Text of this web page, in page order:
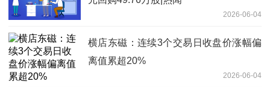
2026-06-04
横店东磁：连续3个交易日收盘价涨幅偏
离值累超20%
2026-06-04